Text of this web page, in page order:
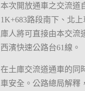
本次開放通車之交流道
1K+683路段南下、北
庫人將可直接由本交流
西濱快速公路台61線。
在土庫交流道通車的同
車安全。公路總局解釋